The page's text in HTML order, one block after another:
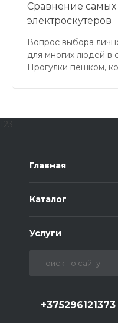
Сравнение
электроскутеров
Вопрос выбора
для многих людей в
Прогулки пешком,
123
Главная
Каталог
Услуги
+375296121373